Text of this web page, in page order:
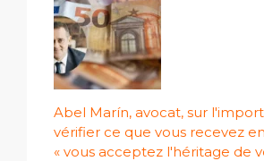
Abel Marín, avocat, sur
vérifier ce que vous recevez
« vous acceptez l'héritage de